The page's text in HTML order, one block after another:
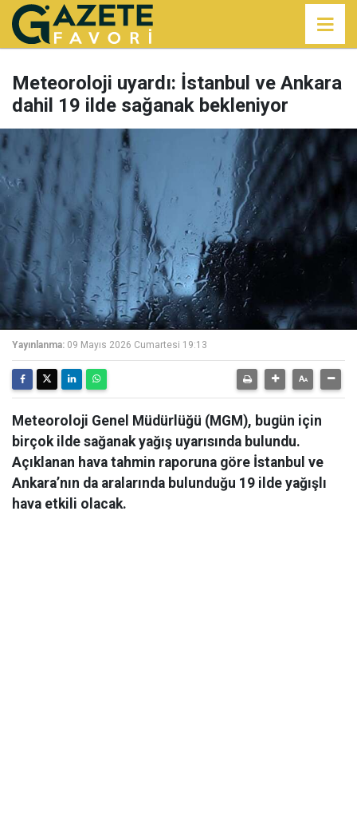
Meteoroloji uyardı: İstanbul ve Ankara
dahil 19 ilde sağanak bekleniyor
Yayınlanma: 09 Mayıs 2026 Cumartesi 19:13
Meteoroloji Genel Müdürlüğü (MGM), bugün için
birçok ilde sağanak yağış uyarısında bulundu.
Açıklanan hava tahmin raporuna göre İstanbul ve
Ankara’nın da aralarında bulunduğu 19 ilde yağışlı
hava etkili olacak.